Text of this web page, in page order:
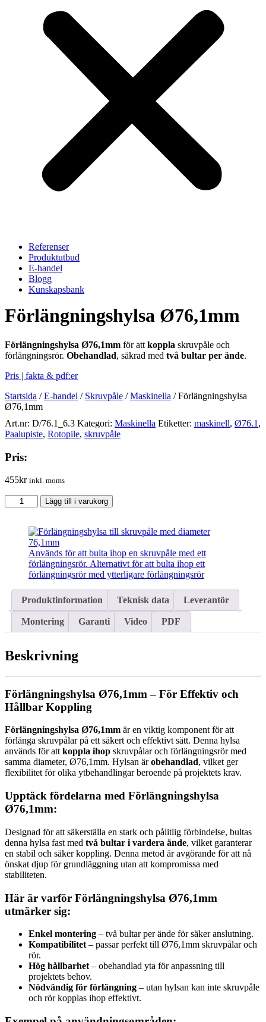
Referenser
Produktutbud
E-handel
Blogg
Kunskapsbank
Förlängningshylsa Ø76,1mm
Förlängningshylsa Ø76,1mm för att koppla skruvpåle och
förlängningsrör. Obehandlad, säkrad med två bultar per ände.
Pris | fakta & pdf:er
Startsida /E-handel / Skruvpåle /Maskinella /Förlängningshylsa
Ø76,1mm
Art.nr: D/76.1_6.3 Kategori: Maskinella Etiketter: maskinell, Ø76.1 ,
Paalupiste, Rotopile, skruvpåle
Pris:
455kr inkl. moms
Förlängningshylsa
Ø76,1mm
Lägg till i varukorg
Används för att bulta ihop en skruvpåle med ett
förlängningsrör. Alternativt för att bulta ihop ett
förlängningsrör med ytterligare förlängningsrör
Produktinformation Teknisk data Leverantör
Montering Garanti Video PDF
Beskrivning
Förlängningshylsa Ø76,1mm – För Effektiv och
Hållbar Koppling
Förlängningshylsa Ø76,1mm är en viktig komponent för att
förlänga skruvpålar på ett säkert och effektivt sätt. Denna hylsa
används för attkoppla ihop skruvpålar och förlängningsrör med
samma diameter, Ø76,1mm. Hylsan ärobehandlad, vilket ger
flexibilitet för olika ytbehandlingar beroende på projektets krav.
Upptäck fördelarna med Förlängningshylsa
Ø76,1mm:
Designad för att säkerställa en stark och pålitlig förbindelse, bultas
denna hylsa fast med två bultar i vardera ände, vilket garanterar
en stabil och säker koppling. Denna metod är avgörande för att nå
önskat djup för grundläggning utan att kompromissa med
stabiliteten.
Här är varför Förlängningshylsa Ø76,1mm
utmärker sig:
Enkel montering – två bultar per ände för säker anslutning.
Kompatibilitet – passar perfekt till Ø76,1mm skruvpålar och
rör.
Hög hållbarhet – obehandlad yta för anpassning till
projektets behov.
Nödvändig för förlängning – utan hylsan kan inte skruvpåle
och rör kopplas ihop effektivt.